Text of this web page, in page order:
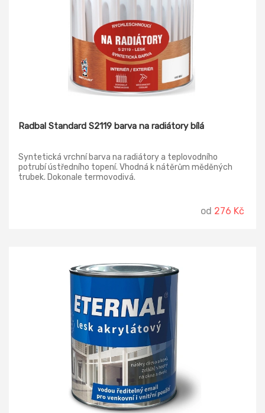
Radbal Standard S2119 barva na radiátory bílá
Syntetická vrchní barva na radiátory a teplovodního
potrubí ústředního topení. Vhodná k nátěrům měděných
trubek. Dokonale termovodivá.
od 276 Kč